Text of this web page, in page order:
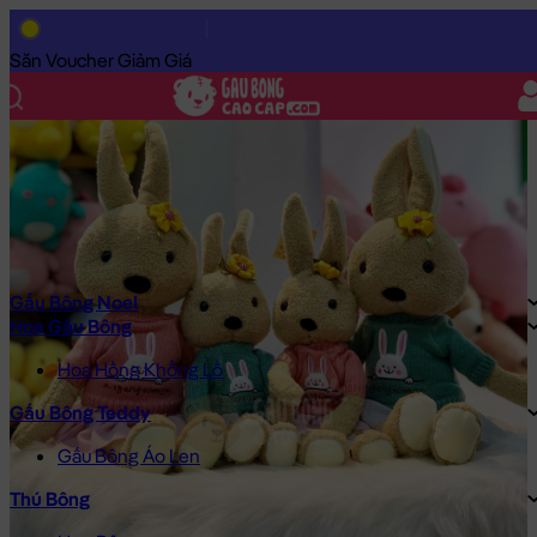
Săn Voucher Giảm Giá
Gấu Bông Noel
Hoa Gấu Bông
Hoa Hồng Khổng Lồ
Gấu Bông Teddy
Gấu Bông Áo Len
Thú Bông
Trang Chủ